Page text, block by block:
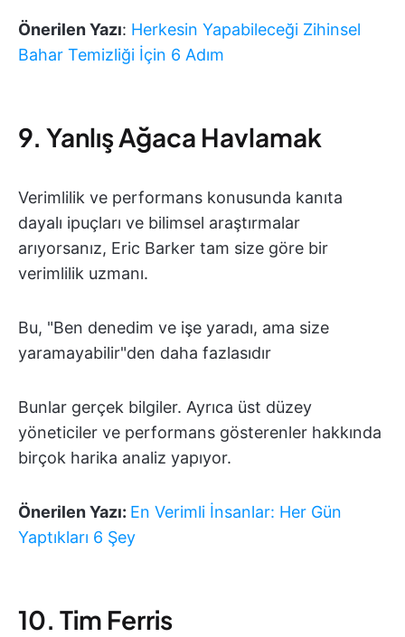
Önerilen Yazı: Herkesin Yapabileceği Zihinsel
Bahar Temizliği İçin 6 Adım
9. Yanlış Ağaca Havlamak
Verimlilik ve performans konusunda kanıta
dayalı ipuçları ve bilimsel araştırmalar
arıyorsanız, Eric Barker tam size göre bir
verimlilik uzmanı.
Bu, "Ben denedim ve işe yaradı, ama size
yaramayabilir"den daha fazlasıdır
Bunlar gerçek bilgiler. Ayrıca üst düzey
yöneticiler ve performans gösterenler hakkında
birçok harika analiz yapıyor.
Önerilen Yazı: En Verimli İnsanlar: Her Gün
Yaptıkları 6 Şey
10. Tim Ferris